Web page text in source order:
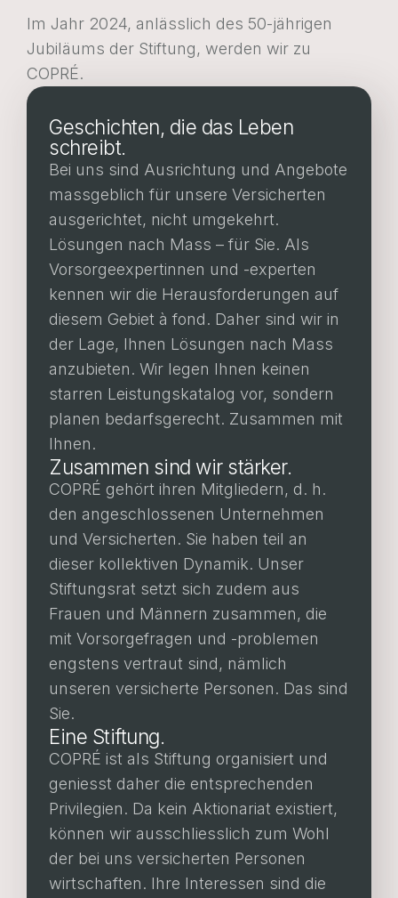
Im Jahr 2024, anlässlich des 50-jährigen
Jubiläums der Stiftung, werden wir zu
COPRÉ.
Geschichten, die das Leben
schreibt.
Bei uns sind Ausrichtung und Angebote
massgeblich für unsere Versicherten
ausgerichtet, nicht umgekehrt.
Lösungen nach Mass – für Sie. Als
Vorsorgeexpertinnen und -experten
kennen wir die Herausforderungen auf
diesem Gebiet à fond. Daher sind wir in
der Lage, Ihnen Lösungen nach Mass
anzubieten. Wir legen Ihnen keinen
starren Leistungskatalog vor, sondern
planen bedarfsgerecht. Zusammen mit
Ihnen.
Zusammen sind wir stärker.
COPRÉ gehört ihren Mitgliedern, d. h.
den angeschlossenen Unternehmen
und Versicherten. Sie haben teil an
dieser kollektiven Dynamik. Unser
Stiftungsrat setzt sich zudem aus
Frauen und Männern zusammen, die
mit Vorsorgefragen und -problemen
engstens vertraut sind, nämlich
unseren versicherte Personen. Das sind
Sie.
Eine Stiftung.
COPRÉ ist als Stiftung organisiert und
geniesst daher die entsprechenden
Privilegien. Da kein Aktionariat existiert,
können wir ausschliesslich zum Wohl
der bei uns versicherten Personen
wirtschaften. Ihre Interessen sind die